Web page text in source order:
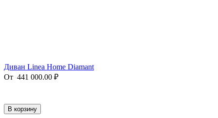
Диван Linea Home Diamant
От 441 000.00 ₽
В корзину